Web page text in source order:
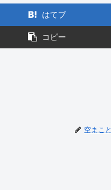
はてブ
コピー
空まこと